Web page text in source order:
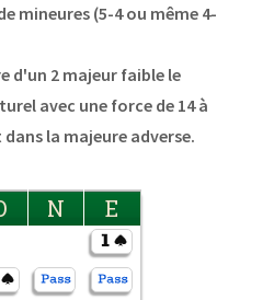
mineures (5-4 ou même 4-
d'un 2 majeur faible le
avec une force de 14 à
la majeure adverse.
N E